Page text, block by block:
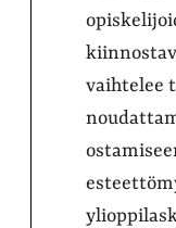
vaihtelee